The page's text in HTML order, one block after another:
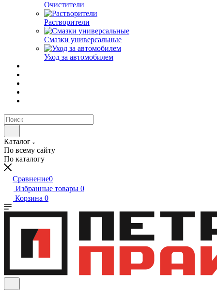
Очистители
Растворители
Смазки универсальные
Уход за автомобилем
Каталог
По всему сайту
По каталогу
Сравнение0
Избранные товары 0
Корзина 0